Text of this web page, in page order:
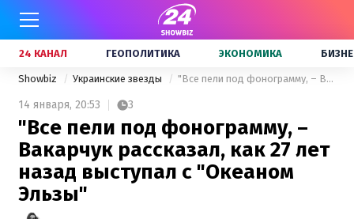
24 КАНАЛ ГЕОПОЛИТИКА ЭКОНОМИКА
Showbiz Украинские звезды "Все пели под фонограмму, – Вакарчук рассказал, как 27 лет назад выступал с "Океаном Эльзы"
14 января, 20:53 3
"Все пели под фонограмму, –
Вакарчук рассказал, как 27 лет
назад выступал с "Океаном
Эльзы"